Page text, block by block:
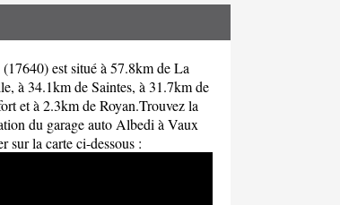
est situé à 57.8km de La
à 34.1km de Saintes, à 31.7km de
et à 2.3km de Royan.Trouvez la
du garage auto Albedi à Vaux
sur la carte ci-dessous :